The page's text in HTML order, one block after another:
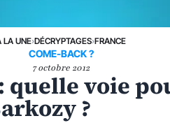
LA UNE›DÉCRYPTAGES›FRANCE
COME-BACK ?
7 octobre 2012
quelle voie
?